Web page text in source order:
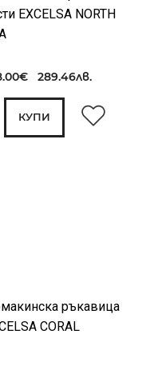
EXCELSA NORTH
289.46лв.
КУПИ
ръкавица
CORAL